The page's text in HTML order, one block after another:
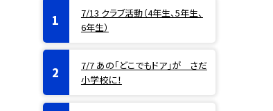
7/13 クラブ活動（4年生、5年生、
6年生）
7/7 あの「どこでもドア」が さだ
小学校に！